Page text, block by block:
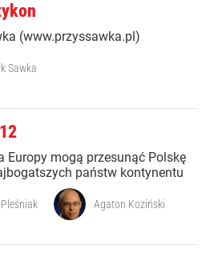
(www.przyssawka.pl)
Sawka
Europy mogą przesunąć Polskę
państw kontynentu
Pleśniak Agaton Koziński